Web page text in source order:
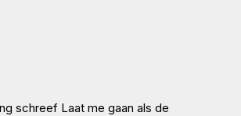
schreef Laat me gaan als de